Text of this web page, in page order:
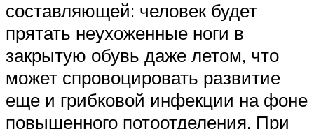
составляющей: человек будет
прятать неухоженные ноги в
закрытую обувь даже летом, что
может спровоцировать развитие
еще и грибковой инфекции на фоне
повышенного потоотделения. При